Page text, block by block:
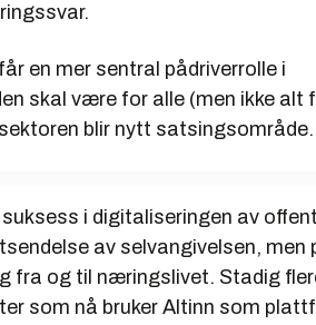
en mer sentral pådriverrolle i
skal være for alle (men ikke alt
blir nytt satsingsområde.
i digitaliseringen av
av selvangivelsen,
fra og til næringslivet. Stadig
som nå bruker Altinn som